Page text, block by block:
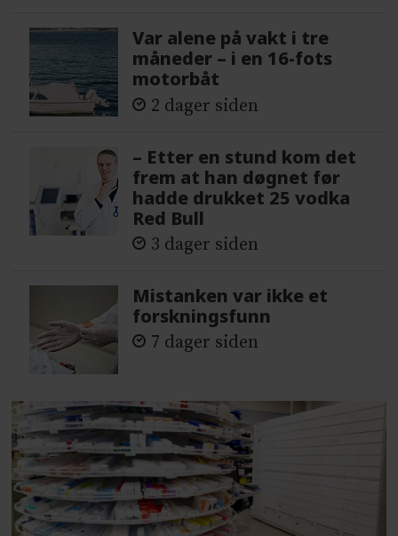
Var alene på vakt i tre
måneder – i en 16-fots
motorbåt
2 dager siden
– Etter en stund kom det
frem at han døgnet før
hadde drukket 25 vodka
Red Bull
3 dager siden
Mistanken var ikke et
forskningsfunn
7 dager siden